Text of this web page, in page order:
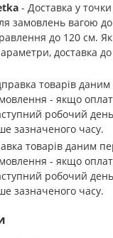
- Доставка у
замовлень вагою до
до 120 см.
доставка
товарів
- якщо
робочий
зазначеного часу.
товарів даним
- якщо
робочий
зазначеного часу.